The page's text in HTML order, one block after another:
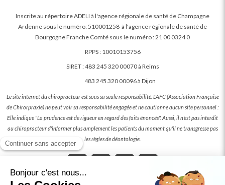
Inscrite au répertoire ADELI à l'agence régionale de santé de Champagne
Ardenne sous le numéro: 510001258 à l'agence régionale de santé de
Bourgogne Franche Comté sous le numéro : 21 00 0324 0
RPPS : 10010153756
SIRET : 483 245 320 00070 à Reims
483 245 320 00096 à Dijon
Le site internet du chiropracteur est sous sa seule responsabilité. L'AFC (Association Française
de Chirorpraxie) ne peut voir sa responsabilité engagée et ne cautionne aucun site personnel :
Elle indique "La prudence est de rigueur en regard des faits énoncés". Aussi, il n'est pas interdit
au chiropracteur d'informer plus amplement les patients du moment qu'il ne transgresse pas
les règles de déontologie.